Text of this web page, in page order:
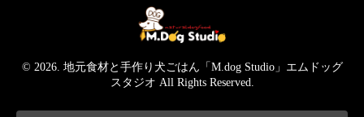
© 2026. 地元食材と手作り犬ごはん「M.dog Studio」エムドッグ
スタジオ All Rights Reserved.